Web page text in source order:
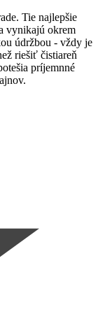
Tie najlepšie
vynikajú okrem
údržbou - vždy je
riešiť čistiareň
príjemnné